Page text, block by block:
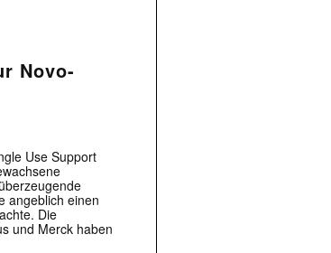
Novo-
Use Support
angeblich einen
Die
und Merck haben